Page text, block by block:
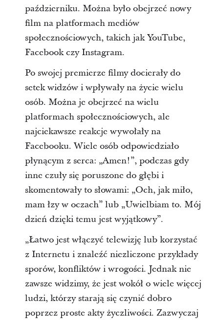
październiku. Można było obejrzeć nowy
film na platformach mediów
społecznościowych, takich jak YouTube,
Facebook czy Instagram.
Po swojej premierze filmy docierały do
setek widzów i wpływały na życie wielu
osób. Można je obejrzeć na wielu
platformach społecznościowych, ale
najciekawsze reakcje wywołały na
Facebooku. Wiele osób odpowiedziało
płynącym z serca: „Amen!”, podczas gdy
inne czuły się poruszone do głębi i
skomentowały to słowami: „Och, jak miło,
mam łzy w oczach” lub „Uwielbiam to. Mój
dzień dzięki temu jest wyjątkowy”.
„Łatwo jest włączyć telewizję lub korzystać
z Internetu i znaleźć niezliczone przykłady
sporów, konfliktów i wrogości. Jednak nie
zawsze widzimy, że jest wokół o wiele więcej
ludzi, którzy starają się czynić dobro
poprzez proste akty życzliwości. Zazwyczaj